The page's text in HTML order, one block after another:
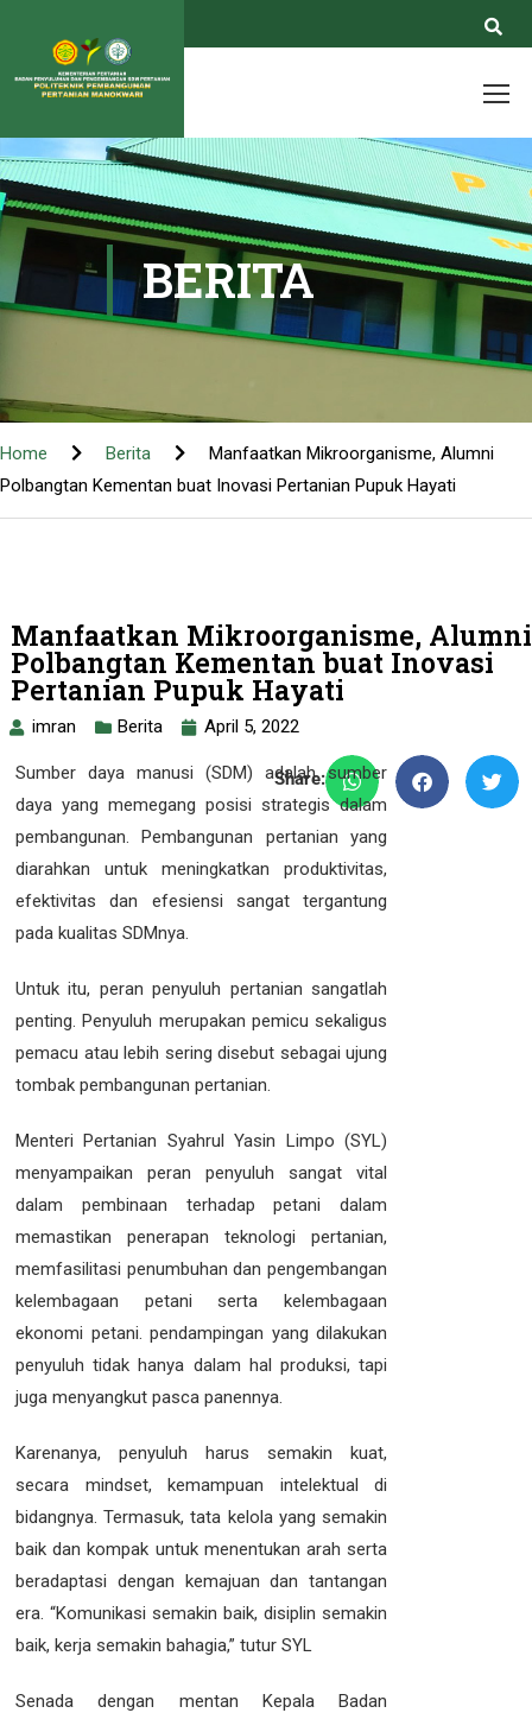
BERITA
Home Berita
Manfaatkan Mikroorganisme, Alumni
Polbangtan Kementan buat Inovasi Pertanian Pupuk Hayati
Manfaatkan Mikroorganisme, Alumni
Polbangtan Kementan buat Inovasi
Pertanian Pupuk Hayati
imran Berita April 5, 2022
Share:
Sumber daya manusi (SDM) adalah sumber
daya yang memegang posisi strategis dalam
pembangunan. Pembangunan pertanian yang
diarahkan untuk meningkatkan produktivitas,
efektivitas dan efesiensi sangat tergantung
pada kualitas SDMnya.
Untuk itu, peran penyuluh pertanian sangatlah
penting. Penyuluh merupakan pemicu sekaligus
pemacu atau lebih sering disebut sebagai ujung
tombak pembangunan pertanian.
Menteri Pertanian Syahrul Yasin Limpo (SYL)
menyampaikan peran penyuluh sangat vital
dalam pembinaan terhadap petani dalam
memastikan penerapan teknologi pertanian,
memfasilitasi penumbuhan dan pengembangan
kelembagaan petani serta kelembagaan
ekonomi petani. pendampingan yang dilakukan
penyuluh tidak hanya dalam hal produksi, tapi
juga menyangkut pasca panennya.
Karenanya, penyuluh harus semakin kuat,
secara mindset, kemampuan intelektual di
bidangnya. Termasuk, tata kelola yang semakin
baik dan kompak untuk menentukan arah serta
beradaptasi dengan kemajuan dan tantangan
era. “Komunikasi semakin baik, disiplin semakin
baik, kerja semakin bahagia,” tutur SYL
Senada dengan mentan Kepala Badan